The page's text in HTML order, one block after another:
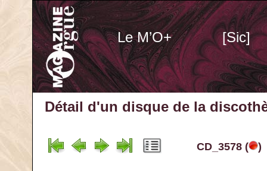
Le M’O+ [Sic]
Détail d'un disque de la
CD_3578 ( )